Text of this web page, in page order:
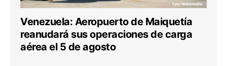
Venezuela: Aeropuerto de Maiquetía
reanudará sus operaciones de carga
aérea el 5 de agosto